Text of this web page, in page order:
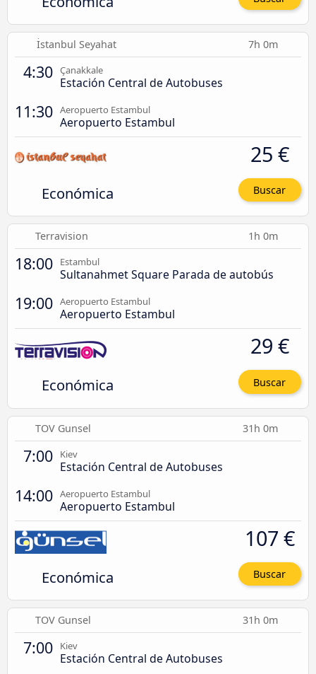
İstanbul Seyahat 7h 0m
4:30 Çanakkale
Estación Central de Autobuses
11:30 Aeropuerto Estambul
Aeropuerto Estambul
Económica
25 €
Buscar
Terravision 1h 0m
18:00 Estambul
Sultanahmet Square Parada de autobús
19:00 Aeropuerto Estambul
Aeropuerto Estambul
Económica
29 €
Buscar
TOV Gunsel 31h 0m
7:00 Kiev
Estación Central de Autobuses
14:00 Aeropuerto Estambul
Aeropuerto Estambul
Económica
107 €
Buscar
TOV Gunsel 31h 0m
7:00 Kiev
Estación Central de Autobuses